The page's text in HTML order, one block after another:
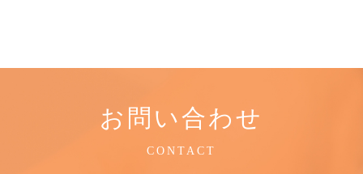
お問い合わせ
CONTACT